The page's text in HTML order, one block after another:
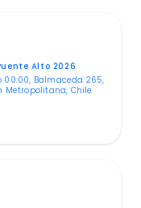
Alto 2026
00:00, Balmaceda 265,
Metropolitana, Chile